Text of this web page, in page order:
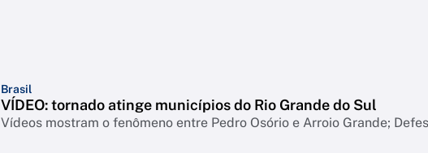
Brasil
VÍDEO: tornado atinge municípios do Rio Grande do Sul
Vídeos mostram o fenômeno entre Pedro Osório e Arroio Grande;